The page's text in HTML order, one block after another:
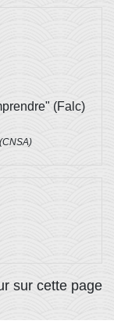
(Falc)
sur cette page